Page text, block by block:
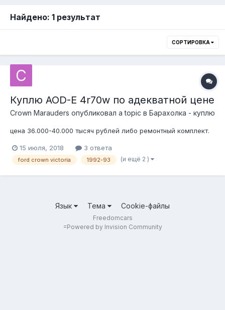
Найдено: 1 результат
СОРТИРОВКА
Куплю AOD-E 4r70w по адекватной цене
Crown Marauders опубликовал a topic в Барахолка - куплю
цена 36.000-40.000 тысяч рублей либо ремонтный комплект.
15 июля, 2018 3 ответа
ford crown victoria 1992-93 (и ещё 2 )
Язык Тема Cookie-файлы
Freedomcars
=Powered by Invision Community